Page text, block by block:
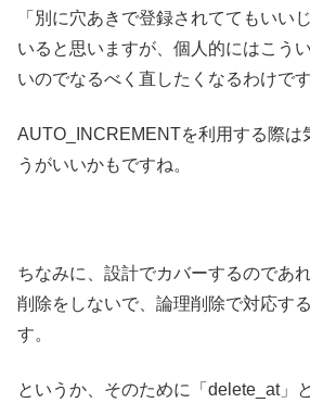
「別に穴あきで登録されててもいい
いると思いますが、個人的にはこう
いのでなるべく直したくなるわけです
AUTO_INCREMENTを利用する際は
うがいいかもですね。
ちなみに、設計でカバーするのであ
削除をしないで、論理削除で対応す
す。
というか、そのために「delete_at」